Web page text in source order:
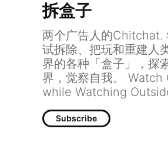
拆盒子
两个广告人的Chitchat.
试拆除、把玩和重建人
界的各种「盒子」，探
界，觉察自我。 Watch
while Watching
Subscribe